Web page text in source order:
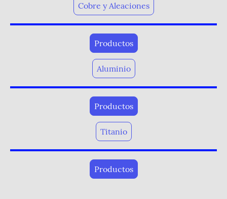
Cobre y Aleaciones
Productos
Aluminio
Productos
Titanio
Productos